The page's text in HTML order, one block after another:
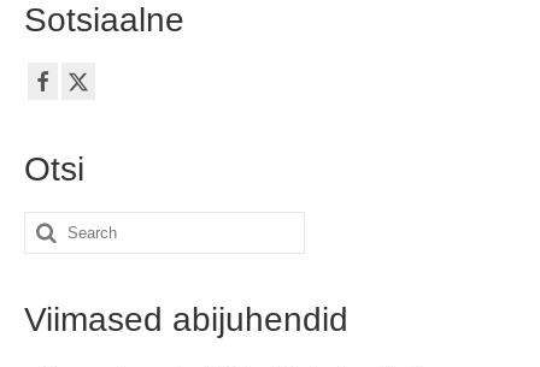
Sotsiaalne
Otsi
Search
Viimased abijuhendid